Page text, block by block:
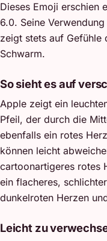
Dieses Emoji erschien
6.0. Seine
zeigt stets auf Gefühle
Schwarm.
So sieht es auf
Apple zeigt ein
Pfeil, der durch die
ebenfalls ein rotes
können leicht
cartoonartigeres rotes
ein flacheres,
dunkelroten Herzen
Leicht zu